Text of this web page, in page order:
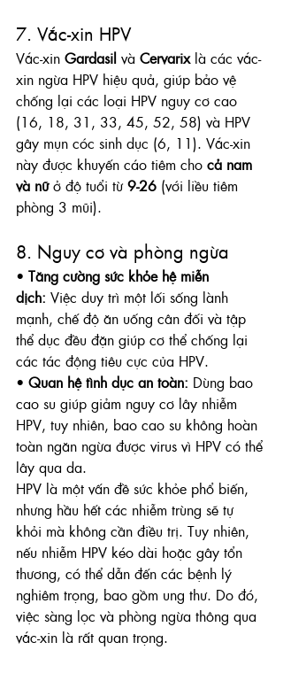
7. Vắc-xin HPV
Vắc-xin Gardasil và Cervarix là các vắc-
xin ngừa HPV hiệu quả, giúp bảo vệ
chống lại các loại HPV nguy cơ cao
(16, 18, 31, 33, 45, 52, 58) và HPV
gây mụn cóc sinh dục (6, 11). Vắc-xin
này được khuyến cáo tiêm cho cả nam
và nữ ở độ tuổi từ 9-26 (với liều tiêm
phòng 3 mũi).
8. Nguy cơ và phòng ngừa
• Tăng cường sức khỏe hệ miễn
dịch: Việc duy trì một lối sống lành
mạnh, chế độ ăn uống cân đối và tập
thể dục đều đặn giúp cơ thể chống lại
các tác động tiêu cực của HPV.
• Quan hệ tình dục an toàn: Dùng bao
cao su giúp giảm nguy cơ lây nhiễm
HPV, tuy nhiên, bao cao su không hoàn
toàn ngăn ngừa được virus vì HPV có thể
lây qua da.
HPV là một vấn đề sức khỏe phổ biến,
nhưng hầu hết các nhiễm trùng sẽ tự
khỏi mà không cần điều trị. Tuy nhiên,
nếu nhiễm HPV kéo dài hoặc gây tổn
thương, có thể dẫn đến các bệnh lý
nghiêm trọng, bao gồm ung thư. Do đó,
việc sàng lọc và phòng ngừa thông qua
vắc-xin là rất quan trọng.